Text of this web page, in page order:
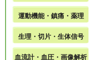
運動機能・鎮痛・薬理
生理・切片・生体信号
血流計・血圧・画像解析